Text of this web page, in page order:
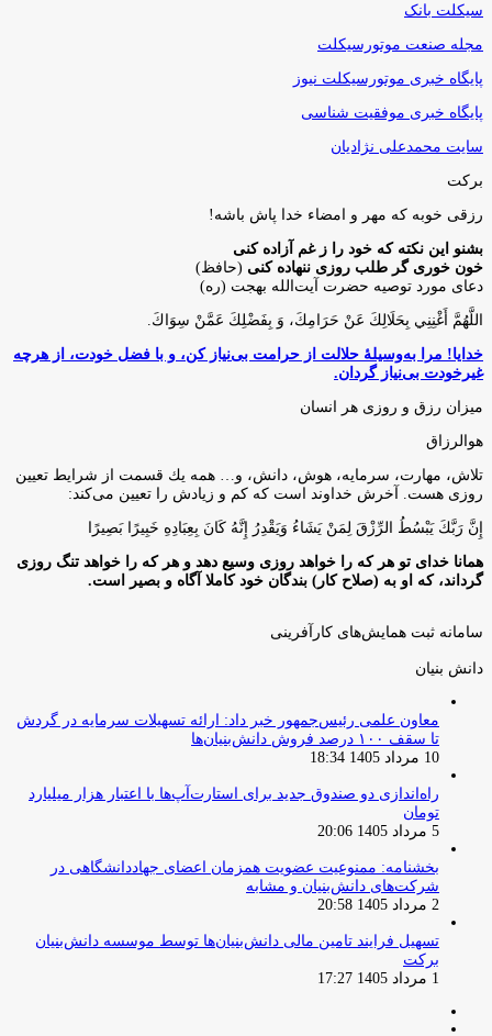
سیکلت بانک
مجله صنعت موتورسیکلت
پایگاه خبری موتورسیکلت نیوز
پایگاه خبری موفقیت شناسی
سایت محمدعلی نژادیان
برکت
رزقی خوبه كه مهر و امضاء خدا پاش باشه!
بشنو این نکته که خود را ز غم آزاده کنی
خون خوری گر طلب روزی ننهاده کنی (حافظ)
دعای مورد توصیه حضرت آیت‌الله بهجت (ره)
اللَّهُمَّ أَغْنِنِي بِحَلَالِكَ عَنْ حَرَامِكَ، وَ بِفَضْلِكَ عَمَّنْ سِوَاكَ‏.
خدایا! مرا به‌وسیلۀ حلالت از حرامت بی‌نیاز کن، و با فضل خودت، از هرچه
غیرخودت بی‌نیاز گردان.
میزان رزق و روزی هر انسان
هوالرزاق
تلاش، مهارت، سرمايه، هوش، دانش، و… همه يك قسمت از شرايط تعيين
روزى هست. آخرش خداوند است كه كم و زيادش را تعيين مى‌كند:
إِنَّ رَبَّكَ يَبْسُطُ الرِّزْقَ لِمَنْ يَشَاءُ وَيَقْدِرُ إِنَّهُ كَانَ بِعِبَادِهِ خَبِيرًا بَصِيرًا
همانا خدای تو هر که را خواهد روزی وسیع دهد و هر که را خواهد تنگ روزی
گرداند، که او به (صلاح کار) بندگان خود کاملا آگاه و بصیر است.
سامانه ثبت همایش‌های کارآفرینی
دانش‌ بنیان‌
معاون علمی رئیس‌جمهور خبر داد: ارائه تسهیلات سرمایه در گردش
تا سقف ۱۰۰ درصد فروش دانش‌بنیان‌ها
10 مرداد 1405 18:34
راه‌اندازی دو صندوق جدید برای استارت‌آپ‌ها با اعتبار هزار میلیارد
تومان
5 مرداد 1405 20:06
بخشنامه: ممنوعیت عضویت همزمان اعضای جهاددانشگاهی در
شرکت‌های دانش‌بنیان و مشابه
2 مرداد 1405 20:58
تسهیل فرایند تامین مالی دانش‌بنیان‌ها توسط موسسه دانش‌بنیان
برکت
1 مرداد 1405 17:27